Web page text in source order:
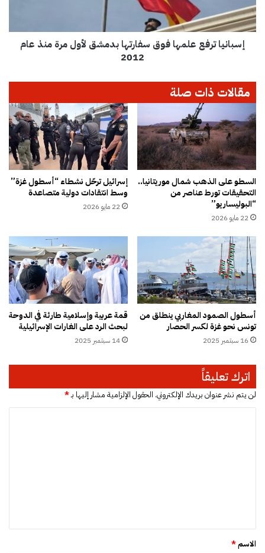
ت
ح
س
ا
ت
ر
ل
ه
ا
ف
و
ق
س
ف
ا
ر
ت
ب
د
م
ش
ق
ل
أ
و
م
ة
إسبانيا ترفع علمها فوق سفارتها بدمشق لأول مرة منذ عام
2012
مقالات ذات صلة
السطو على الذهب شمال موريتانيا..
التحقيقات تورط عناصر من
“البوليساريو”
22 مايو 2026
إسرائيل ترحّل نشطاء “أسطول غزة”
وسط انتقادات دولية متصاعدة
22 مايو 2026
أسطول الصمود المغاربي ينطلق من
تونس نحو غزة لكسر الحصار
16 سبتمبر 2025
قمة عربية وإسلامية طارئة في الدوحة
لبحث الرد على الغارات الإسرائيلية
14 سبتمبر 2025
اترك تعليقاً
لن يتم نشر عنوان بريدك الإلكتروني. الحقول الإلزامية مشار إليها بـ*
*
الاسم*